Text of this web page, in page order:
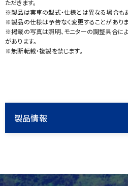
ただきます。
※製品は実車の型式・仕様とは異なる場合もあ
※製品の仕様は予告なく変更することがありま
※掲載の写真は照明、モニターの調整具合に
があります。
※無断転載・複製を禁じます。
製品情報